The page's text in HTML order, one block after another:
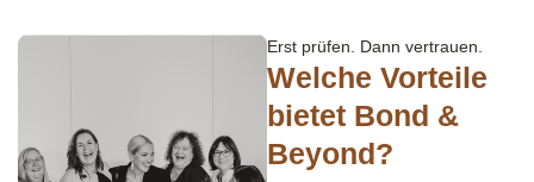
Erst prüfen. Dann vertrauen.
Welche Vorteile
bietet Bond &
Beyond?